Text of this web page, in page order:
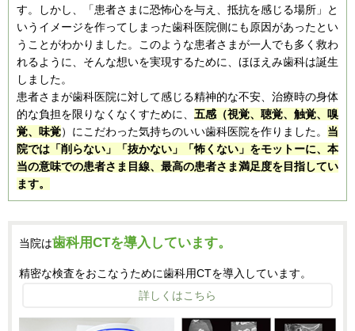
す。しかし、「患者さまに恐怖心を与え、抵抗を感じる場所」と
いうイメージを作ってしまった歯科医院側にも原因があったとい
うことがわかりました。このような患者さまが一人でも多く救わ
れるように、そんな想いを実現するために、ほほえみ歯科は誕生
しました。
患者さまが歯科医院に対して感じる精神的な不安、治療時の身体
的な負担を限りなくなくすために、 五感（視覚、聴覚、触覚、嗅
覚、味覚）にこだわった気持ちのいい歯科医院を作りました。 当
院では「削らない」「抜かない」「怖くない」をモットーに、本
当の意味での患者さま目線、最高の患者さま満足度を目指してい
ます。
当院は歯科用CTを導入しています。
精密な検査をおこなうために歯科用CTを導入しています。
詳しくはこちら